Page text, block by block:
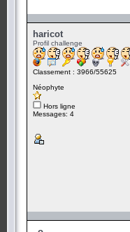
haricot
Profil challenge
Classement : 3966/55625
Néophyte
Hors ligne
Messages: 4